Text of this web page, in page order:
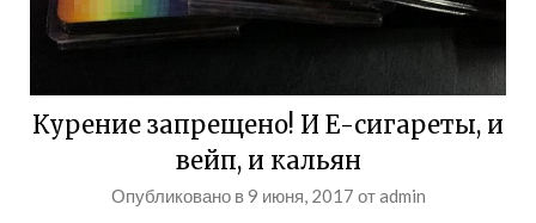
Курение запрещено! И Е-сигареты, и
вейп, и кальян
Опубликовано в9 июня, 2017 отadmin